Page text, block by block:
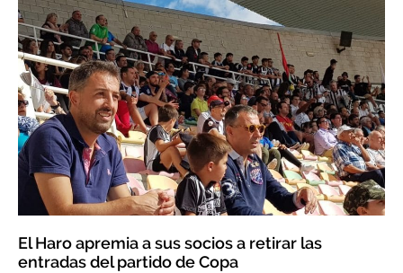
El Haro apremia a sus socios a retirar las
entradas del partido de Copa